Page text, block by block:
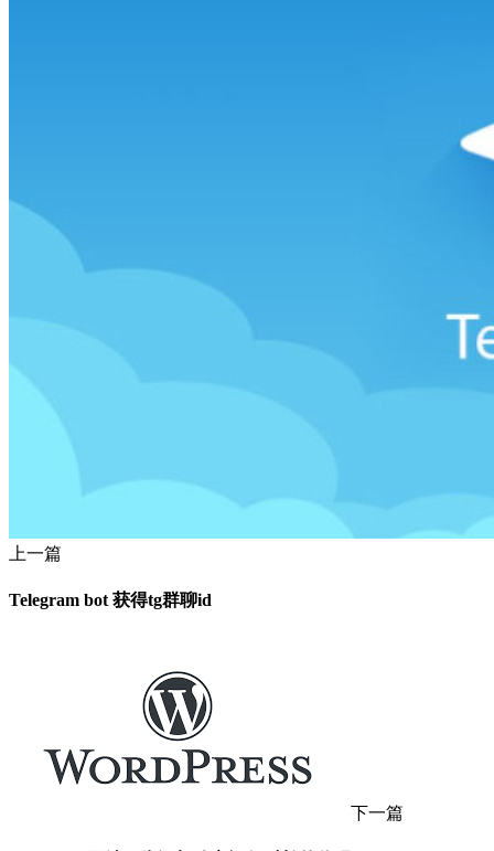
上一篇
Telegram bot 获得tg群聊id
下一篇